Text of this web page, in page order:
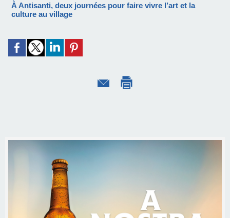
À Antisanti, deux journées pour faire vivre l’art et la
culture au village